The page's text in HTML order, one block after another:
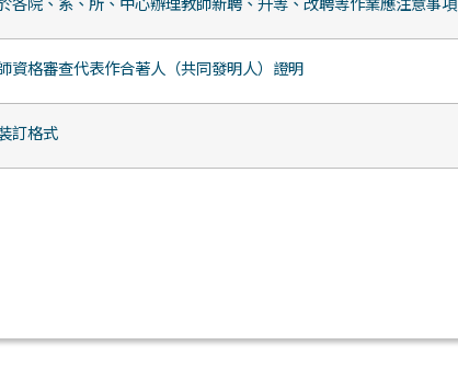
資格審查代表作合著人（共同發明人）證明
訂格式